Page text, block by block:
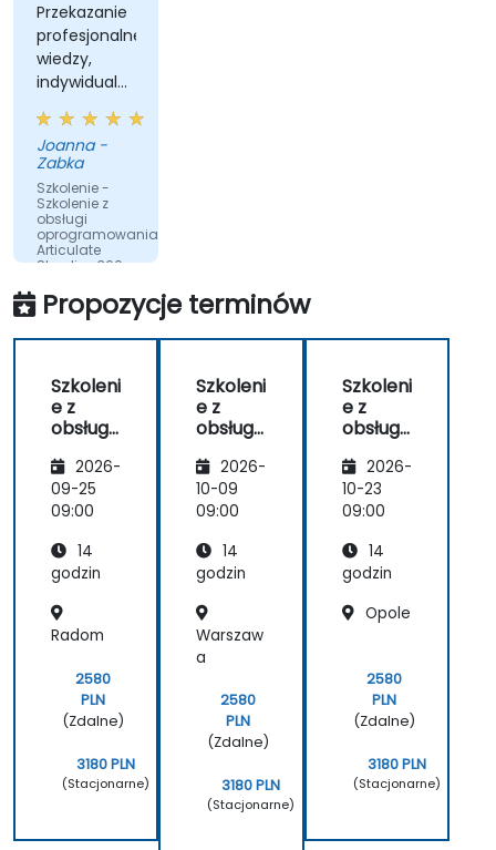
Przekazanie
profesjonalnej
wiedzy,
indywidualne
działanie w
środowisku
testowym,
udzielenie
odpowiedzi
przez
trenera na
każde
sadane
pytanie.
Joanna -
Zabka
Szkolenie -
Szkolenie z
obsługi
oprogramowania
Articulate
Storyline 360 –
szkoleń e-
learningowych
Propozycje terminów
Szkoleni
e z
obsługi
amowa
nia
Articula
Storylin
e 360 –
owanie
szkoleń
learnin
gowych
2026-
09-25
09:00
14
godzin
Radom
2580
PLN
(Zdalne)
3180 PLN
(Stacjonarne)
Szkoleni
e z
obsługi
amowa
nia
Articula
Storylin
e 360 –
owanie
szkoleń
e-
gowych
2026-
10-09
09:00
14
godzin
Warszaw
a
2580
PLN
(Zdalne)
3180 PLN
(Stacjonarne)
Szkoleni
e z
obsługi
amowa
nia
Articula
Storylin
e 360 –
owanie
learnin
gowych
2026-
10-23
09:00
14
godzin
Opole
2580
PLN
(Zdalne)
3180 PLN
(Stacjonarne)